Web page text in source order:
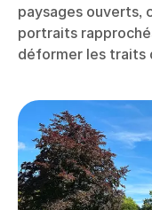
paysages ouverts,
portraits
déformer les traits